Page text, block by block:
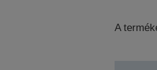
A